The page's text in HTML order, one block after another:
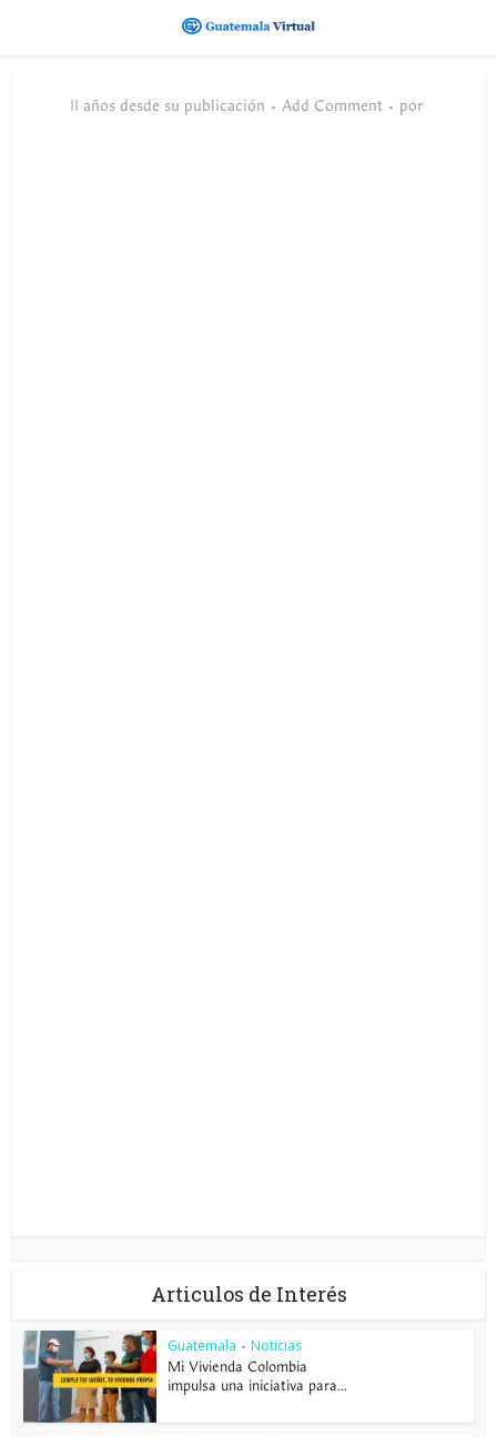
11 años desde su publicación Add Comment por
Articulos de Interés
Guatemala • Noticias
Mi Vivienda Colombia
impulsa una iniciativa para...